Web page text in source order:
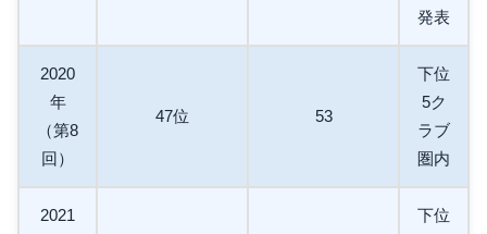
発表
2020
年
（第8
回）
47位 53
下位
5ク
ラブ
圏内
2021
下位